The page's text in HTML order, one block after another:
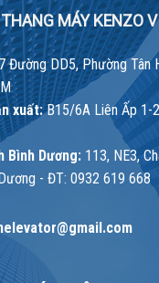
MÁY KENZO
Đường DD5, Phường Tân
xuất:B15/6A Liên Ấp 1-
Bình Dương: 113, NE3,
- ĐT: 0932 619 668